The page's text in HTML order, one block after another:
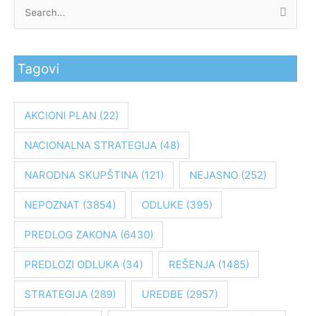
g
z
Tagovi
AKCIONI PLAN (22)
NACIONALNA STRATEGIJA(48)
NARODNA SKUPŠTINA(121) NEJASNO(252)
NEPOZNAT (3854) ODLUKE (395)
PREDLOG ZAKONA(6430)
PREDLOZI ODLUKA(34) REŠENJA(1485)
STRATEGIJA(289) UREDBE (2957)